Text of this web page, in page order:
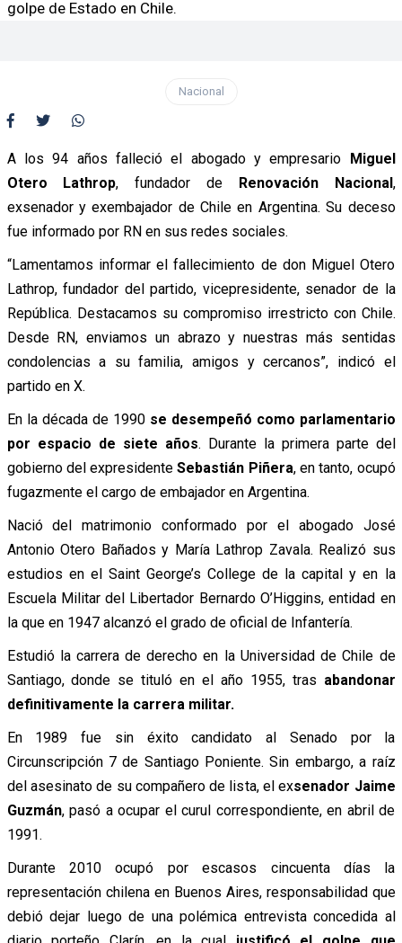
golpe de Estado en Chile.
Nacional
A los 94 años falleció el abogado y empresario Miguel
Otero Lathrop, fundador de Renovación Nacional,
exsenador y exembajador de Chile en Argentina. Su deceso
fue informado por RN en sus redes sociales.
“Lamentamos informar el fallecimiento de don Miguel Otero
Lathrop, fundador del partido, vicepresidente, senador de la
República. Destacamos su compromiso irrestricto con Chile.
Desde RN, enviamos un abrazo y nuestras más sentidas
condolencias a su familia, amigos y cercanos”, indicó el
partido en X.
En la década de 1990 se desempeñó como parlamentario
por espacio de siete años. Durante la primera parte del
gobierno del expresidenteSebastián Piñera, en tanto, ocupó
fugazmente el cargo de embajador en Argentina.
Nació del matrimonio conformado por el abogado José
Antonio Otero Bañados y María Lathrop Zavala. Realizó sus
estudios en el Saint George’s College de la capital y en la
Escuela Militar del Libertador Bernardo O’Higgins, entidad en
la que en 1947 alcanzó el grado de oficial de Infantería.
Estudió la carrera de derecho en la Universidad de Chile de
Santiago, donde se tituló en el año 1955, tras abandonar
definitivamente la carrera militar.
En 1989 fue sin éxito candidato al Senado por la
Circunscripción 7 de Santiago Poniente. Sin embargo, a raíz
del asesinato de su compañero de lista, el exsenador Jaime
Guzmán, pasó a ocupar el curul correspondiente, en abril de
1991.
Durante 2010 ocupó por escasos cincuenta días la
representación chilena en Buenos Aires, responsabilidad que
debió dejar luego de una polémica entrevista concedida al